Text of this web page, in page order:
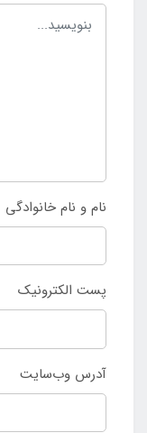
نام و نام خانوادگی
پست الکترونیک
آدرس وب‌سایت